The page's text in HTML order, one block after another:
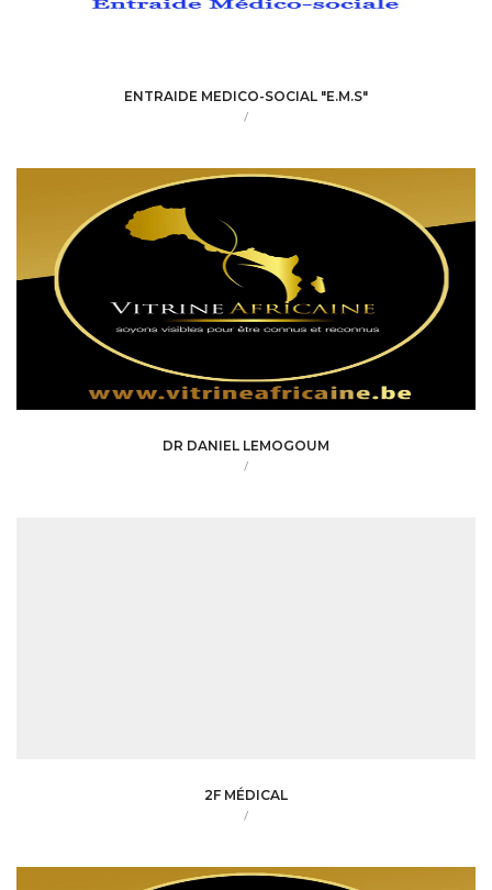
ENTRAIDE MEDICO-SOCIAL "E.M.S"
/
DR DANIEL LEMOGOUM
/
2F MÉDICAL
/